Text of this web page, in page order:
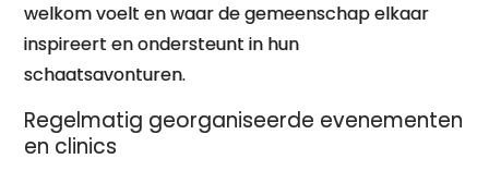
welkom voelt en waar de gemeenschap elkaar
inspireert en ondersteunt in hun
schaatsavonturen.
Regelmatig georganiseerde evenementen
en clinics